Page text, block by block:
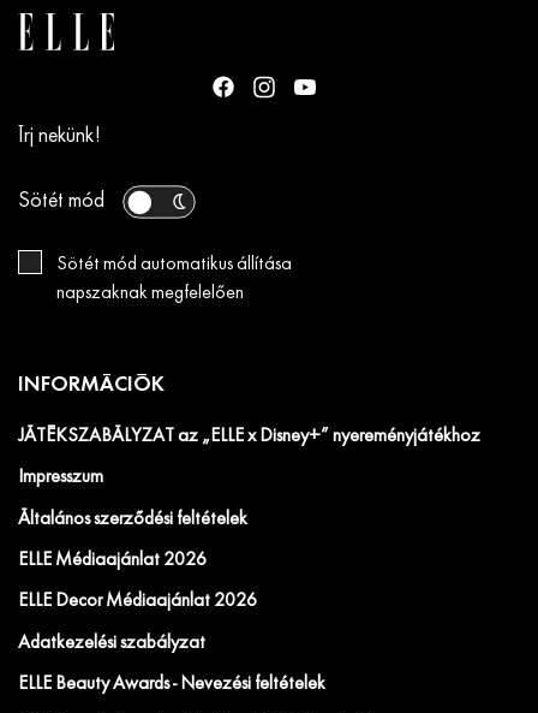
Írj nekünk!
Sötét mód
Sötét mód automatikus állítása
napszaknak megfelelően
INFORMÁCIÓK
JÁTÉKSZABÁLYZAT az „ELLE x Disney+” nyereményjátékhoz
Impresszum
Általános szerződési feltételek
ELLE Médiaajánlat 2026
ELLE Decor Médiaajánlat 2026
Adatkezelési szabályzat
ELLE Beauty Awards - Nevezési feltételek